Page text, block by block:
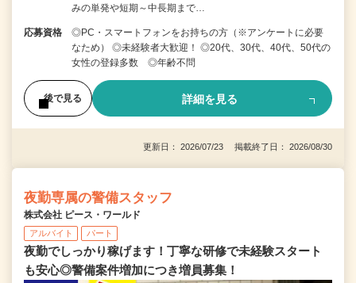
みの単発や短期～中長期まで…
応募資格
◎PC・スマートフォンをお持ちの方（※アンケートに必要
なため） ◎未経験者大歓迎！ ◎20代、30代、40代、50代の
女性の登録多数 ◎年齢不問
後で見る 詳細を見る
更新日： 2026/07/23 掲載終了日： 2026/08/30
夜勤専属の警備スタッフ
株式会社 ピース・ワールド
アルバイト パート
夜勤でしっかり稼げます！丁寧な研修で未経験スタート
も安心◎警備案件増加につき増員募集！